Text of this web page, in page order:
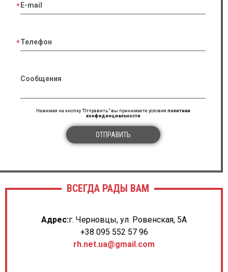
E-mail
Телефон
Сообщения
Нажимая на кнопку "Отправить" вы принимаете условия политики
конфиденциальности
ОТПРАВИТЬ
ВСЕГДА РАДЫ ВАМ
Адрес:г. Черновцы, ул. Ровенская, 5А
+38 095 552 57 96
rh.net.ua@gmail.com